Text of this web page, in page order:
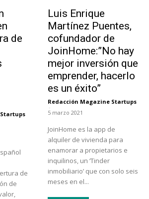
de
de
de
Luis Enrique
Martínez Puentes,
cofundador de
JoinHome:”No hay
mejor inversión que
emprender, hacerlo
es un éxito”
Redacción Magazine Startups
-
5 marzo 2021
JoinHome es la app de
alquiler de vivienda para
enamorar a propietarios e
inquilinos, un ‘Tinder
inmobiliario’ que con solo seis
meses en el...